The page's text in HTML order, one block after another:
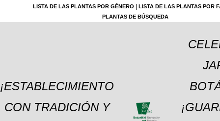
LISTA DE LAS PLANTAS POR GÉNERO
LISTA DE LAS PLANTAS POR
PLANTAS DE BÚSQUEDA
¡ESTABLECIMIENTO
CON TRADICIÓN Y